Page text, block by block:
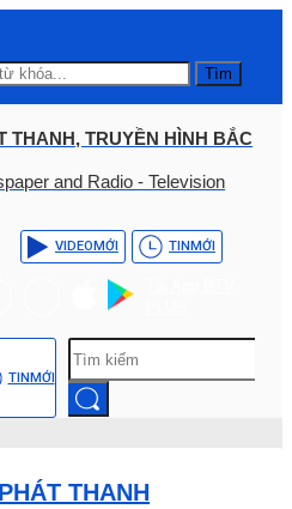
Tìm
THANH, TRUYỀN HÌNH BẮC
and Radio - Television
VIDEOMỚI TINMỚI
TINMỚI
THANH